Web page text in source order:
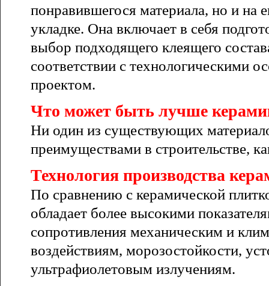
понравившегося материала, но и на
укладке. Она включает в себя
выбор подходящего клеящего
соответствии с технологическими
проектом.
Что может быть лучше
Ни один из существующих
преимуществами в строительстве,
Технология производства
По сравнению с керамической
обладает более высокими
сопротивления механическим и
воздействиям, морозостойкости,
ультрафиолетовым излучениям.